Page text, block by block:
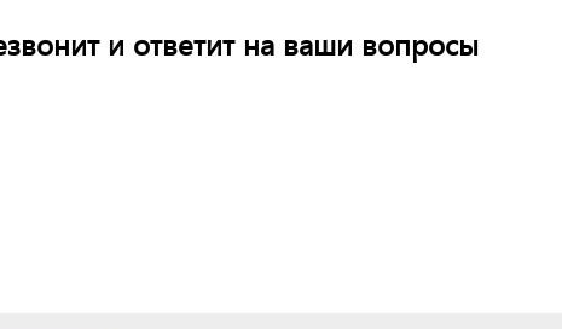
и ответит на ваши вопросы